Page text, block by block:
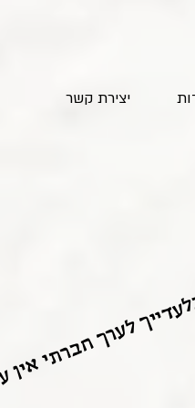
יצירת קשר
לערך חברתי אין